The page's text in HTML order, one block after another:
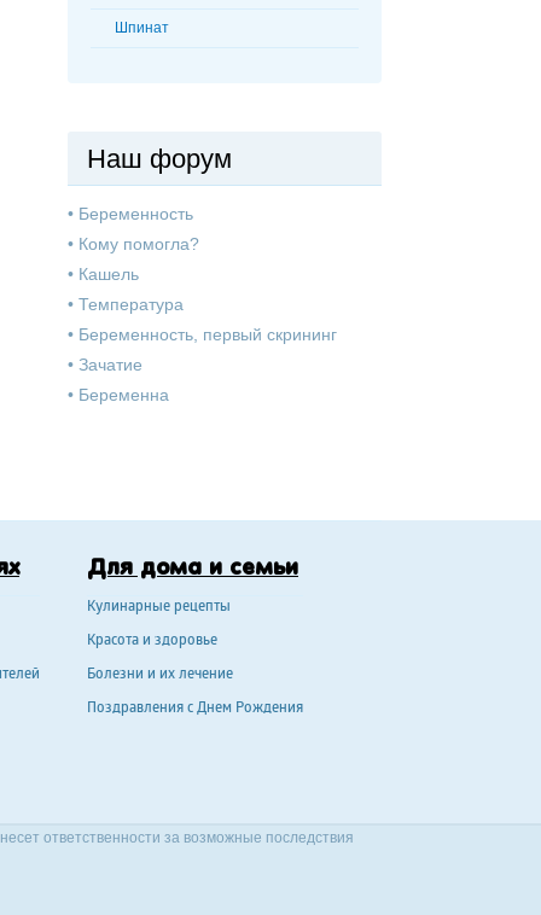
Шпинат
Наш форум
• Беременность
• Кому помогла?
• Кашель
• Температура
• Беременность, первый скрининг
• Зачатие
• Беременна
Для дома и семьи
Кулинарные рецепты
Красота и здоровье
Болезни и их лечение
Поздравления с Днем Рождения
ответственности за возможные последствия